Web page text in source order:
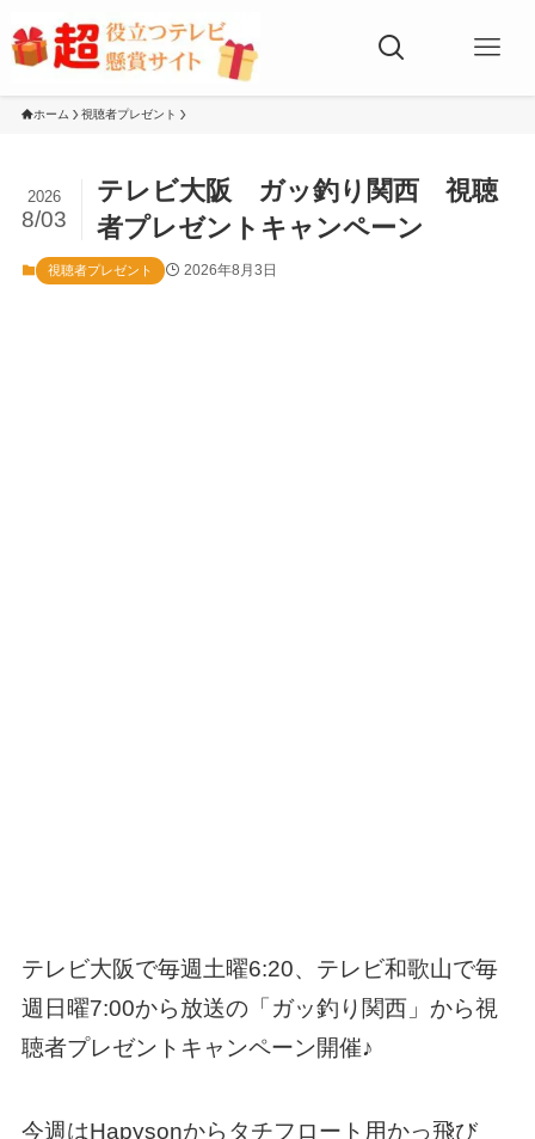
ホーム 視聴者プレゼント
テレビ大阪 ガッ釣り関西 視聴
者プレゼントキャンペーン
2026
8/03
視聴者プレゼント 2026年8月3日
テレビ大阪で毎週土曜6:20、テレビ和歌山で毎
週日曜7:00から放送の「ガッ釣り関西」から視
聴者プレゼントキャンペーン開催♪
今週はHapysonからタチフロート用かっ飛び